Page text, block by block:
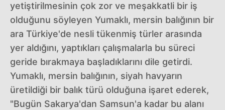
yetiştirilmesinin çok zor ve meşakkatli bir iş
olduğunu söyleyen Yumaklı, mersin balığının bir
ara Türkiye'de nesli tükenmiş türler arasında
yer aldığını, yaptıkları çalışmalarla bu süreci
geride bırakmaya başladıklarını dile getirdi.
Yumaklı, mersin balığının, siyah havyarın
üretildiği bir balık türü olduğuna işaret ederek,
"Bugün Sakarya'dan Samsun'a kadar bu alanı